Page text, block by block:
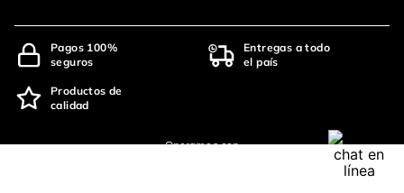
Pagos 100%
seguros
Entregas a todo
el país
Productos de
calidad
Operamos con